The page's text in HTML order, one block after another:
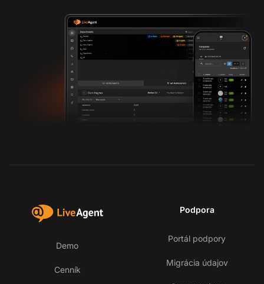
Demo
Cenník
Podpora
Portál podpory
Migrácia údajov